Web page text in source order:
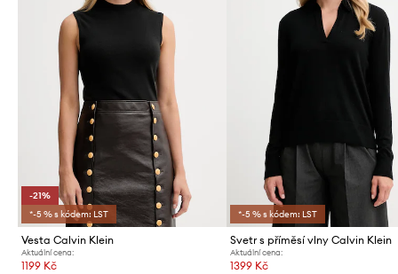
-21%
*-5 % s kódem: LST
Vesta Calvin Klein
Aktuální cena:
1199 Kč
*-5 % s kódem: LST
Svetr s příměsí vlny Calvin Klein
Aktuální cena:
1399 Kč